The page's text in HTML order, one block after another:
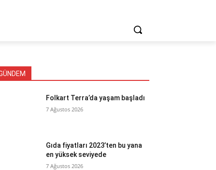
Folkart Terra’da yaşam başladı
7 Ağustos 2026
Gıda fiyatları 2023’ten bu yana
en yüksek seviyede
7 Ağustos 2026